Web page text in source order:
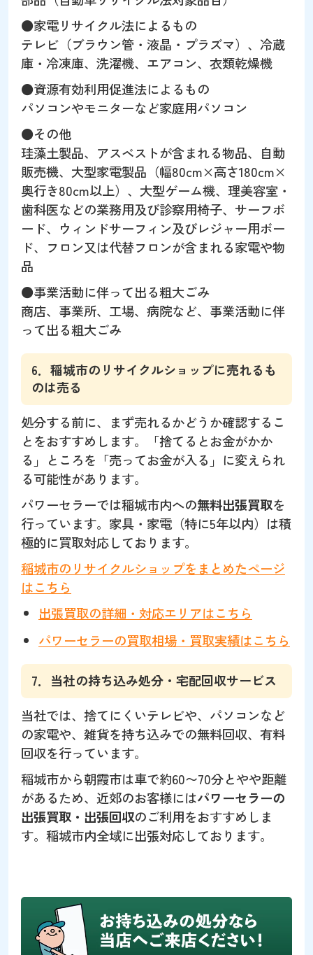
●家電リサイクル法によるもの
テレビ（ブラウン管・液晶・プラズマ）、冷蔵
庫・冷凍庫、洗濯機、エアコン、衣類乾燥機
●資源有効利用促進法によるもの
パソコンやモニターなど家庭用パソコン
●その他
珪藻土製品、アスベストが含まれる物品、自動
販売機、大型家電製品（幅80cm×高さ180cm×
奥行き80cm以上）、大型ゲーム機、理美容室・
歯科医などの業務用及び診察用椅子、サーフボ
ード、ウィンドサーフィン及びレジャー用ボー
ド、フロン又は代替フロンが含まれる家電や物
品
●事業活動に伴って出る粗大ごみ
商店、事業所、工場、病院など、事業活動に伴
って出る粗大ごみ
6．稲城市のリサイクルショップに売れるも
のは売る
処分する前に、まず売れるかどうか確認するこ
とをおすすめします。「捨てるとお金がかか
る」ところを「売ってお金が入る」に変えられ
る可能性があります。
パワーセラーでは稲城市内への無料出張買取を
行っています。家具・家電（特に5年以内）は積
極的に買取対応しております。
稲城市のリサイクルショップをまとめたページ
はこちら
出張買取の詳細・対応エリアはこちら
パワーセラーの買取相場・買取実績はこちら
7．当社の持ち込み処分・宅配回収サービス
当社では、捨てにくいテレビや、パソコンなど
の家電や、雑貨を持ち込みでの無料回収、有料
回収を行っています。
稲城市から朝霞市は車で約60〜70分とやや距離
があるため、近郊のお客様にはパワーセラーの
出張買取・出張回収のご利用をおすすめしま
す。稲城市内全域に出張対応しております。